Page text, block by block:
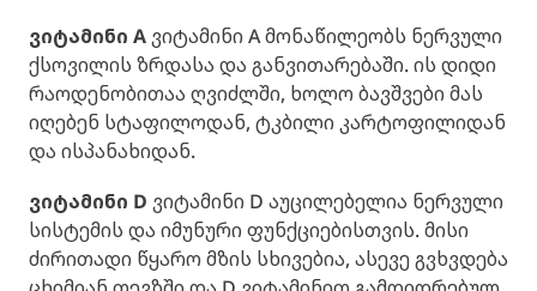
ვიტამინი Aვიტამინი A მონაწილეობს ნერვული
ქსოვილის ზრდასა და განვითარებაში. ის დიდი
რაოდენობითაა ღვიძლში, ხოლო ბავშვები მას
იღებენ სტაფილოდან, ტკბილი კარტოფილიდან
და ისპანახიდან.
ვიტამინი D ვიტამინი D აუცილებელია ნერვული
სისტემის და იმუნური ფუნქციებისთვის. მისი
ძირითადი წყარო მზის სხივებია, ასევე გვხვდება